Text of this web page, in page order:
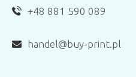
+48 881 590 089
handel@buy-print.pl